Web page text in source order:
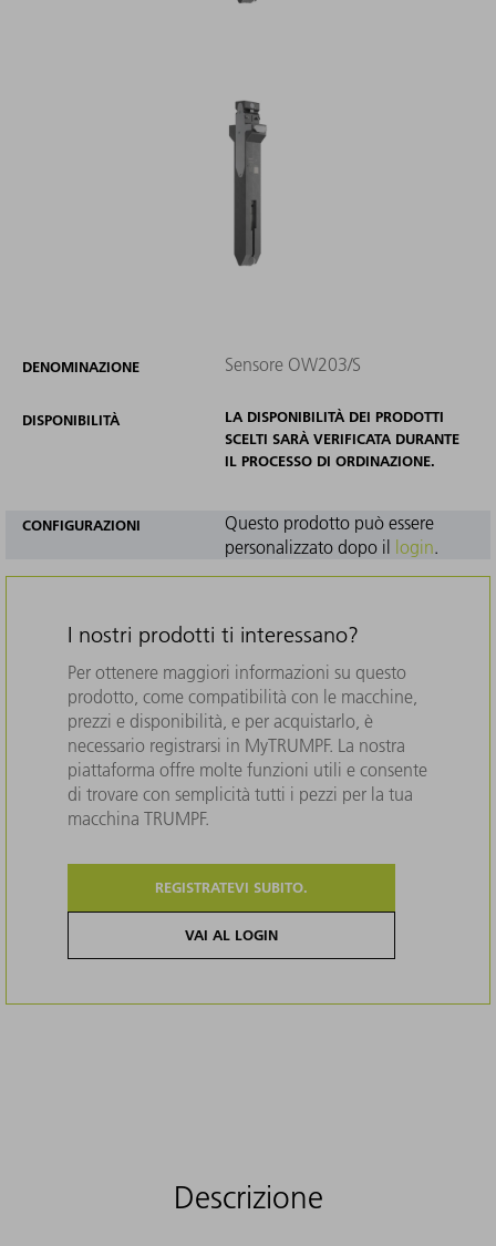
DENOMINAZIONE Sensore OW203/S
DISPONIBILITÀ
LA DISPONIBILITÀ DEI PRODOTTI
SCELTI SARÀ VERIFICATA DURANTE
IL PROCESSO DI ORDINAZIONE.
CONFIGURAZIONI
Questo prodotto può essere
personalizzato dopo il login.
I nostri prodotti ti interessano?
Per ottenere maggiori informazioni su questo
prodotto, come compatibilità con le macchine,
prezzi e disponibilità, e per acquistarlo, è
necessario registrarsi in MyTRUMPF. La nostra
piattaforma offre molte funzioni utili e consente
di trovare con semplicità tutti i pezzi per la tua
macchina TRUMPF.
REGISTRATEVI SUBITO.
VAI AL LOGIN
Descrizione